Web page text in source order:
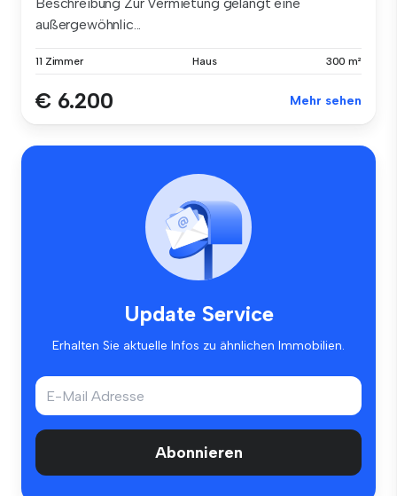
außergewöhnlic...
11 Zimmer Haus 300 m²
€ 6.200 Mehr sehen
Update Service
Erhalten Sie aktuelle Infos zu ähnlichen Immobilien.
Abonnieren